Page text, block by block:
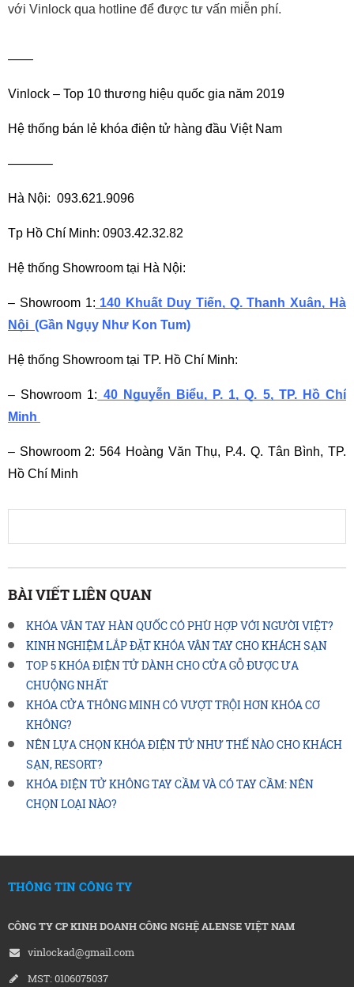
với Vinlock qua hotline để được tư vấn miễn phí.
——
Vinlock – Top 10 thương hiệu quốc gia năm 2019
Hệ thống bán lẻ khóa điện tử hàng đầu Việt Nam
———–
Hà Nội:  093.621.9096
Tp Hồ Chí Minh: 0903.42.32.82
Hệ thống Showroom tại Hà Nội:
– Showroom 1: 140 Khuất Duy Tiến, Q. Thanh Xuân, Hà
Nội (Gần Ngụy Như Kon Tum)
Hệ thống Showroom tại TP. Hồ Chí Minh:
– Showroom 1: 40 Nguyễn Biểu, P. 1, Q. 5, TP. Hồ Chí
Minh
– Showroom 2: 564 Hoàng Văn Thụ, P.4. Q. Tân Bình, TP.
Hồ Chí Minh
BÀI VIẾT LIÊN QUAN
KHÓA VÂN TAY HÀN QUỐC CÓ PHÙ HỢP VỚI NGƯỜI VIỆT?
KINH NGHIỆM LẮP ĐẶT KHÓA VÂN TAY CHO KHÁCH SẠN
TOP 5 KHÓA ĐIỆN TỬ DÀNH CHO CỬA GỖ ĐƯỢC ƯA
CHUỘNG NHẤT
KHÓA CỬA THÔNG MINH CÓ VƯỢT TRỘI HƠN KHÓA CƠ
KHÔNG?
NÊN LỰA CHỌN KHÓA ĐIỆN TỬ NHƯ THẾ NÀO CHO KHÁCH
SẠN, RESORT?
KHÓA ĐIỆN TỬ KHÔNG TAY CẦM VÀ CÓ TAY CẦM: NÊN
CHỌN LOẠI NÀO?
THÔNG TIN CÔNG TY
CÔNG TY CP KINH DOANH CÔNG NGHỆ ALENSE VIỆT NAM
vinlockad@gmail.com
MST: 0106075037